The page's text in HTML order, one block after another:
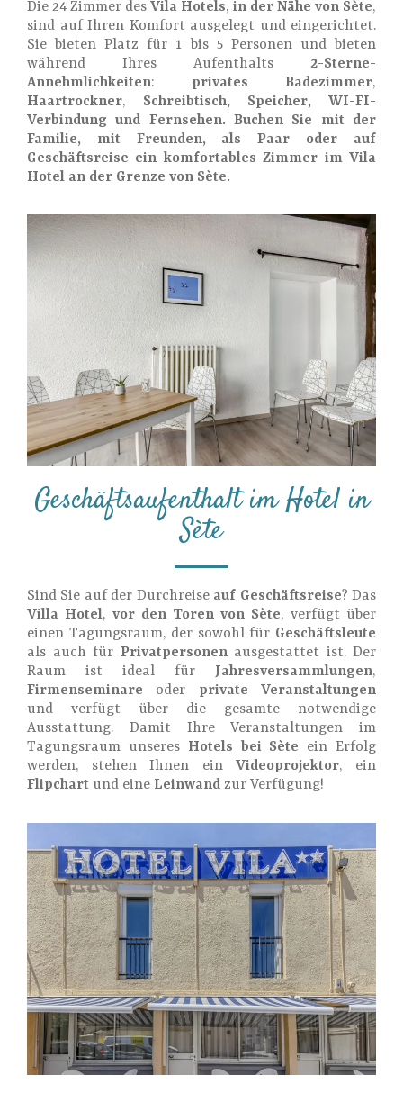
Die 24 Zimmer des Vila Hotels, in der Nähe von Sète,
sind auf Ihren Komfort ausgelegt und eingerichtet.
Sie bieten Platz für 1 bis 5 Personen und bieten
während Ihres Aufenthalts 2-Sterne-
Annehmlichkeiten: privates Badezimmer,
Haartrockner, Schreibtisch, Speicher, WI-FI-
Verbindung und Fernsehen. Buchen Sie mit der
Familie, mit Freunden, als Paar oder auf
Geschäftsreise ein komfortables Zimmer im Vila
Hotel an der Grenze von Sète.
Geschäftsaufenthalt im Hotel in
Sète
Sind Sie auf der Durchreise auf Geschäftsreise? Das
Villa Hotel, vor den Toren von Sète, verfügt über
einen Tagungsraum, der sowohl für Geschäftsleute
als auch für Privatpersonenausgestattet ist. Der
Raum ist ideal für Jahresversammlungen,
Firmenseminare oder private Veranstaltungen
und verfügt über die gesamte notwendige
Ausstattung. Damit Ihre Veranstaltungen im
Tagungsraum unseres Hotels bei Sète ein Erfolg
werden, stehen Ihnen ein Videoprojektor, ein
Flipchart und eine Leinwand zur Verfügung!